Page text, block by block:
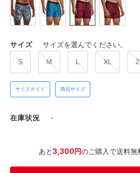
サイズ サイズを選んでください。
S M L XL
サイズガイド 商品サイズ
在庫状況 -
あと3,300円のご購入で送料無